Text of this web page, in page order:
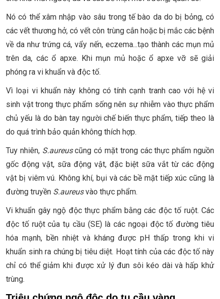
Nó có thể xâm nhập vào sâu trong tế bào da do bị bỏng, có
các vết thương hở, có vết côn trùng cắn hoặc bị mắc các bệnh
về da như trứng cá, vẩy nến, eczema...tạo thành các mụn mủ
trên da, các ổ apxe. Khi mụn mủ hoặc ổ apxe vỡ sẽ giải
phóng ra vi khuẩn và độc tố.
Vì loại vi khuẩn này không có tính cạnh tranh cao với hệ vi
sinh vật trong thực phẩm sống nên sự nhiễm vào thực phẩm
chủ yếu là do bàn tay người chế biến thực phẩm, tiếp theo là
do quá trình bảo quản không thích hợp.
Tuy nhiên, S.aureuscũng có mặt trong các thực phẩm nguồn
gốc động vật, sữa động vật, đặc biệt sữa vắt từ các động
vật bị viêm vú. Không khí, bụi và các bề mặt tiếp xúc cũng là
đường truyền S.aureusvào thực phẩm.
Vi khuẩn gây ngộ độc thực phẩm bằng các độc tố ruột. Các
độc tố ruột của tụ cầu (SE) là các ngoại độc tố đường tiêu
hóa mạnh, bền nhiệt và kháng được pH thấp trong khi vi
khuẩn sinh ra chúng bị tiêu diệt. Hoạt tính của các độc tố này
chỉ có thể giảm khi được xử lý đun sôi kéo dài và hấp khử
trùng.